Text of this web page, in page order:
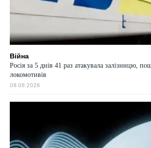
Війна
Росія за 5 днів 41 раз атакувала залізницю,
локомотивів
08.08.2026